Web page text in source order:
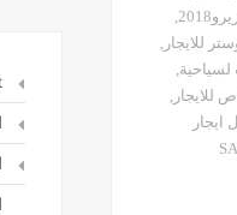
,
للايجار ,
,
للايجار ,
ايجار